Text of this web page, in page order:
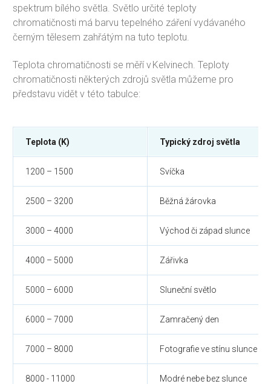
spektrum bílého světla. Světlo určité teploty
chromatičnosti má barvu tepelného záření vydávaného
černým tělesem zahřátým na tuto teplotu.
Teplota chromatičnosti se měří v Kelvinech. Teploty
chromatičnosti některých zdrojů světla můžeme pro
představu vidět v této tabulce:
Teplota (K) Typický zdroj světla
1200 – 1500 Svíčka
2500 – 3200 Běžná žárovka
3000 – 4000 Východ či západ slunce
4000 – 5000 Zářivka
5000 – 6000 Sluneční světlo
6000 – 7000 Zamračený den
7000 – 8000 Fotografie ve stínu slunce
8000 - 11000 Modré nebe bez slunce